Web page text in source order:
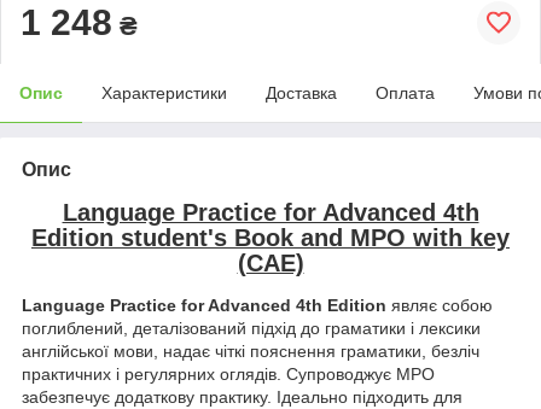
1 248 ₴
Опис Характеристики Доставка Оплата Умови
Опис
Language Practice for Advanced 4th
Edition student's Book and MPO with key
(CAE)
Language Practice for Advanced 4th Edition являє собою
поглиблений, деталізований підхід до граматики і лексики
англійської мови, надає чіткі пояснення граматики, безліч
практичних і регулярних оглядів. Супроводжує MPO
забезпечує додаткову практику. Ідеально підходить для